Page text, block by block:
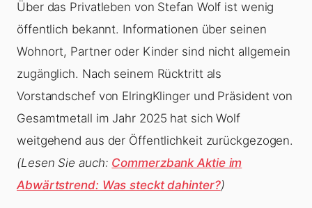
Über das Privatleben von Stefan Wolf ist wenig
öffentlich bekannt. Informationen über seinen
Wohnort, Partner oder Kinder sind nicht allgemein
zugänglich. Nach seinem Rücktritt als
Vorstandschef von ElringKlinger und Präsident von
Gesamtmetall im Jahr 2025 hat sich Wolf
weitgehend aus der Öffentlichkeit zurückgezogen.
(Lesen Sie auch: Commerzbank Aktie im
Abwärtstrend: Was steckt dahinter?)